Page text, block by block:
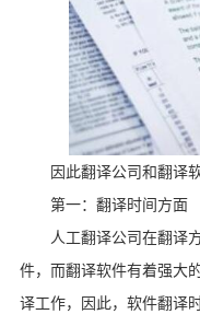
因此翻译公司和翻译
第一：翻译时间方面
人工翻译公司在翻译
件，而翻译软件有着强大
译工作，因此，软件翻译